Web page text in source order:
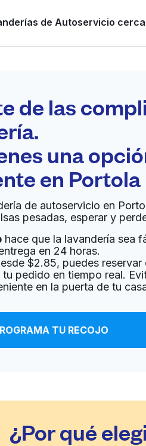
de Autoservicio
entrega a en la
casa
Coin Laundry South San
&, 633 El Camino Real,
Calcular la distancia
Entrega a
Laundry
Ave, San Bruno, CA 94066, United
Rd, South San Francisco, CA
de las
una
en
de autoservicio en
pesadas, esperar y
hace que la lavandería sea
en 24 horas.
$2.85, puedes reservar
pedido en tiempo real.
en la puerta de tu
TU RECOJO
¿Por qué